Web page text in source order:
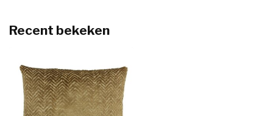
Recent bekeken